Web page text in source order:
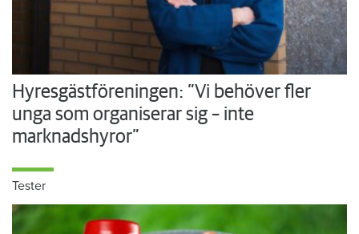
Hyresgästföreningen: ”Vi behöver fler
unga som organiserar sig – inte
marknadshyror”
Tester